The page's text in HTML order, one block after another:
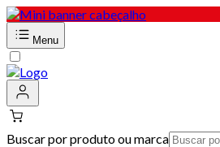
Menu
Buscar por produto ou marca